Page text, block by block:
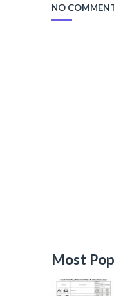
NO
Most